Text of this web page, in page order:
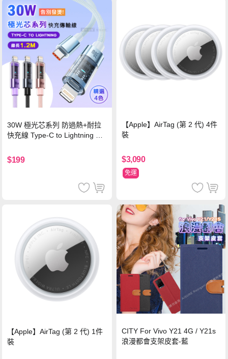
30W 極光芯系列 防過熱+耐拉
快充線 Type-C to Lightning 傳
$199
【Apple】AirTag (第 2 代) 4件
裝
$3,090
免運
【Apple】AirTag (第 2 代) 1件
裝
CITY For Vivo Y21 4G / Y21s
浪漫都會支架皮套-藍